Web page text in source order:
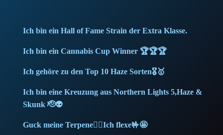
Ich bin ein Hall of Fame Strain der Extra Klasse.
Ich bin ein Cannabis Cup Winner 🏆🏆🏆
Ich gehöre zu den Top 10 Haze Sorten🎖️🥇
Ich bin eine Kreuzung aus Northern Lights 5,Haze &
Skunk 🫡👽
Guck meine Terpene🙂‍↕️Ich flexe🤟🤩